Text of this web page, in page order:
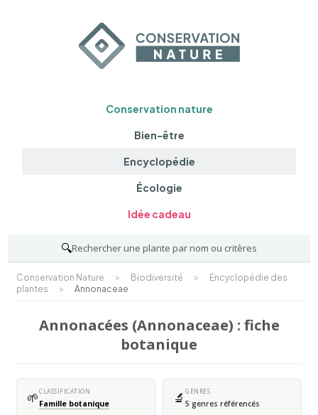
Conservation nature
Bien-être
Encyclopédie
Écologie
Idée cadeau
🔍Rechercher une plante par nom ou critères
Conservation Nature > Biodiversité >
Encyclopédie des
plantes
> Annonaceae
Annonacées (Annonaceae) : fiche
botanique
🌱CLASSIFICATION
Famille botanique 🔬 GENRES
5 genres référencés